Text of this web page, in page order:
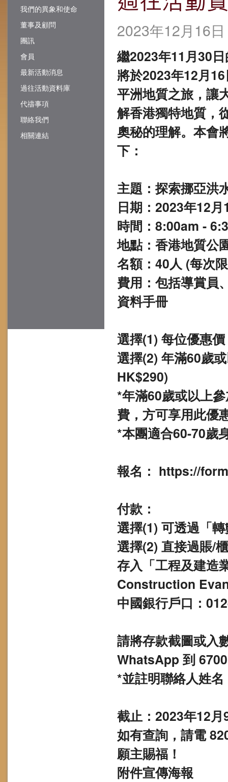
我們的異象和使命
董事及顧問
團訊
會員
最新活動消息
過往活動資料庫
代禱事項
聯絡我們
相關連結
2023年12月16
繼2023年11月30
將於2023年12月
平洲地質之旅，讓
解香港獨特地質，
奧秘的理解。本會
下：
主題：探索挪亞洪
日期：2023年12
時間：8:00am -
地點：香港地質公
名額：40人 (每次
費用：包括導賞員
資料手冊
選擇(1) 每位優惠
選擇(2) 年滿60歲
HK$290)
*年滿60歲或以上
費，方可享用此優
*本團適合60-70歲
報名： https://
付款：
選擇(1) 可透過「
選擇(2) 直接過賬/
存入「工程及建造
Construction
中國銀行戶口：
請將存款截圖或入
WhatsApp 到
*並註明聯絡人姓
截止：2023年12月
如有查詢，請電
願主賜福！
附件宣傳海報